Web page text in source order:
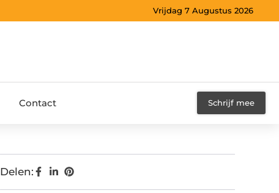
Vrijdag 7 Augustus 2026
Contact Schrijf mee
Delen: